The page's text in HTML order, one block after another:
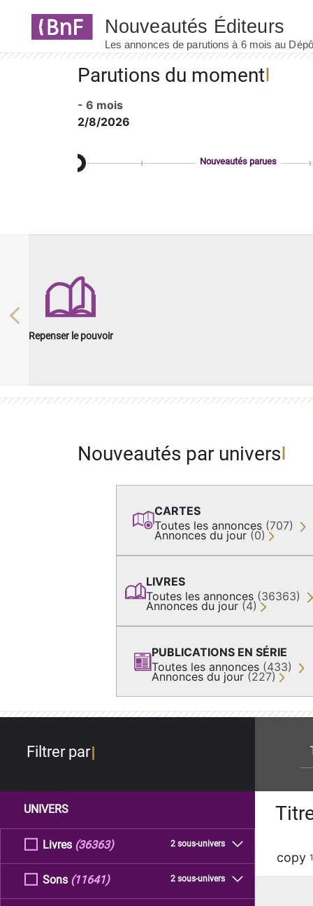
Parutions du moment
- 6 mois
2/8/2026
Nouveautés parues
Repenser le pouvoir
Previous
Nouveautés par univers
CARTES
Toutes les annonces (707)
Annonces du jour (0)
LIVRES
Toutes les annonces (36363)
Annonces du jour (4)
PUBLICATIONS EN SÉRIE
Toutes les annonces (433)
Annonces du jour (227)
Filtrer par
UNIVERS
Livres 2 sous-univers
(36363)
Sons 2 sous-univers
(11641)
copy